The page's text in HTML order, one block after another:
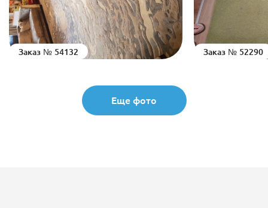
Заказ № 54132 Заказ № 52290
Еще фото